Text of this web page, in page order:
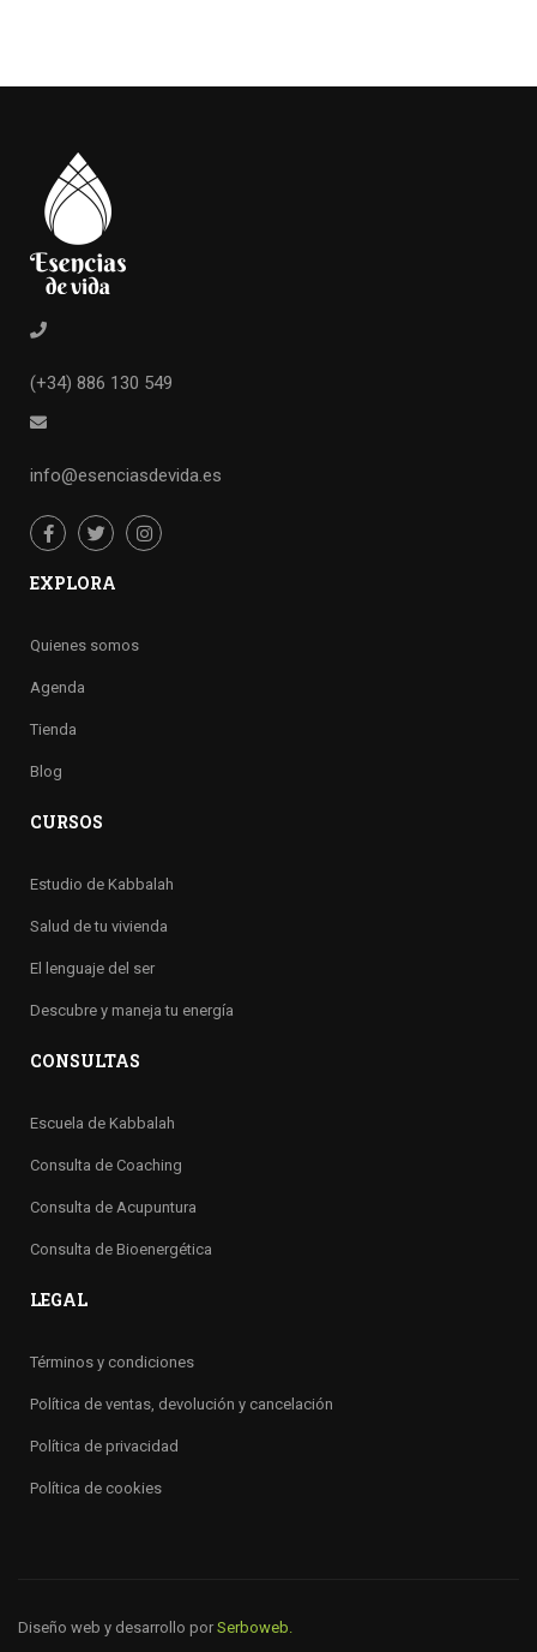
(+34) 886 130 549
info@esenciasdevida.es
EXPLORA
Quienes somos
Agenda
Tienda
Blog
CURSOS
Estudio de Kabbalah
Salud de tu vivienda
El lenguaje del ser
Descubre y maneja tu energía
CONSULTAS
Escuela de Kabbalah
Consulta de Coaching
Consulta de Acupuntura
Consulta de Bioenergética
LEGAL
Términos y condiciones
Política de ventas, devolución y cancelación
Política de privacidad
Política de cookies
Diseño web y desarrollo por Serboweb.